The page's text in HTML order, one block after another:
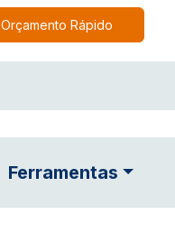
Orçamento Rápido
Ferramentas